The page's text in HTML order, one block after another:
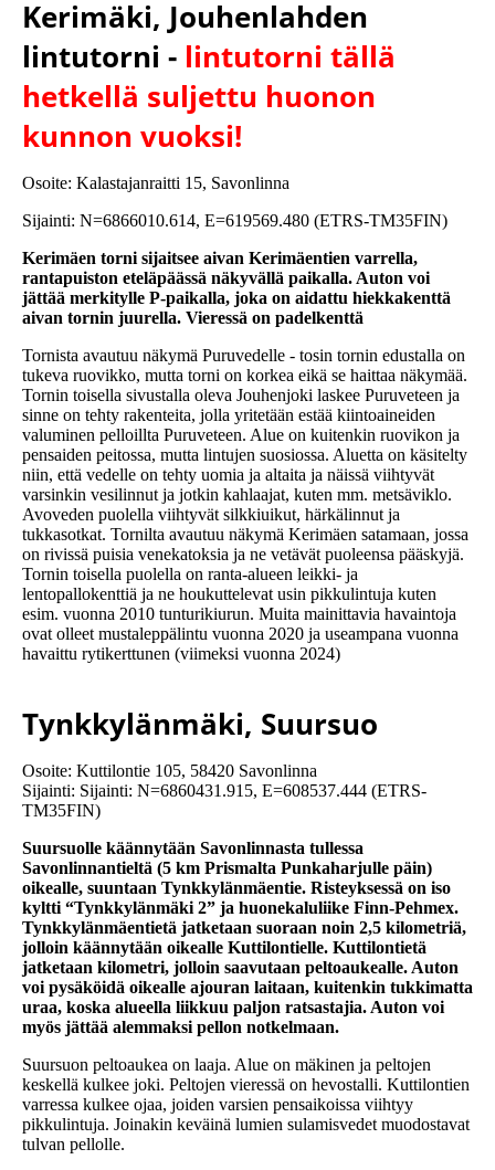
Kerimäki, Jouhenlahden
lintutorni - lintutorni tällä
hetkellä suljettu huonon
kunnon vuoksi!
Osoite: Kalastajanraitti 15, Savonlinna
Sijainti: N=6866010.614, E=619569.480 (ETRS-TM35FIN)
Kerimäen torni sijaitsee aivan Kerimäentien varrella,
rantapuiston eteläpäässä näkyvällä paikalla. Auton voi
jättää merkitylle P-paikalla, joka on aidattu hiekkakenttä
aivan tornin juurella. Vieressä on padelkenttä
Tornista avautuu näkymä Puruvedelle - tosin tornin edustalla on
tukeva ruovikko, mutta torni on korkea eikä se haittaa näkymää.
Tornin toisella sivustalla oleva Jouhenjoki laskee Puruveteen ja
sinne on tehty rakenteita, jolla yritetään estää kiintoaineiden
valuminen pelloillta Puruveteen. Alue on kuitenkin ruovikon ja
pensaiden peitossa, mutta lintujen suosiossa. Aluetta on käsitelty
niin, että vedelle on tehty uomia ja altaita ja näissä viihtyvät
varsinkin vesilinnut ja jotkin kahlaajat, kuten mm. metsäviklo.
Avoveden puolella viihtyvät silkkiuikut, härkälinnut ja
tukkasotkat. Tornilta avautuu näkymä Kerimäen satamaan, jossa
on rivissä puisia venekatoksia ja ne vetävät puoleensa pääskyjä.
Tornin toisella puolella on ranta-alueen leikki- ja
lentopallokenttiä ja ne houkuttelevat usin pikkulintuja kuten
esim. vuonna 2010 tunturikiurun. Muita mainittavia havaintoja
ovat olleet mustaleppälintu vuonna 2020 ja useampana vuonna
havaittu rytikerttunen (viimeksi vuonna 2024)
Tynkkylänmäki, Suursuo
Osoite: Kuttilontie 105, 58420 Savonlinna
Sijainti: Sijainti: N=6860431.915, E=608537.444 (ETRS-
TM35FIN)
Suursuolle käännytään Savonlinnasta tullessa
Savonlinnantieltä (5 km Prismalta Punkaharjulle päin)
oikealle, suuntaan Tynkkylänmäentie. Risteyksessä on iso
kyltti “Tynkkylänmäki 2” ja huonekaluliike Finn-Pehmex.
Tynkkylänmäentietä jatketaan suoraan noin 2,5 kilometriä,
jolloin käännytään oikealle Kuttilontielle. Kuttilontietä
jatketaan kilometri, jolloin saavutaan peltoaukealle. Auton
voi pysäköidä oikealle ajouran laitaan, kuitenkin tukkimatta
uraa, koska alueella liikkuu paljon ratsastajia. Auton voi
myös jättää alemmaksi pellon notkelmaan.
Suursuon peltoaukea on laaja. Alue on mäkinen ja peltojen
keskellä kulkee joki. Peltojen vieressä on hevostalli. Kuttilontien
varressa kulkee ojaa, joiden varsien pensaikoissa viihtyy
pikkulintuja. Joinakin keväinä lumien sulamisvedet muodostavat
tulvan pellolle.